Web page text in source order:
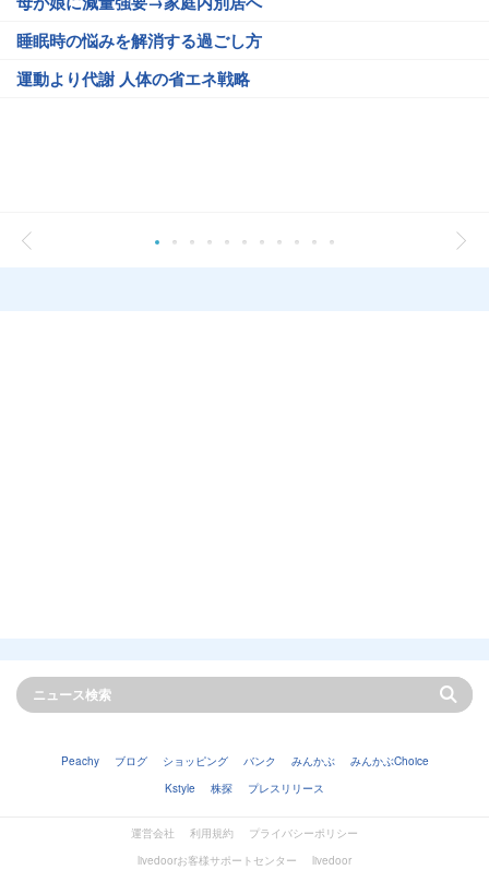
睡眠時の悩みを解消する過ごし方
運動より代謝 人体の省エネ戦略
Peachy ブログ ショッピング バンク みんかぶ
みんかぶChoice
Kstyle
株探 プレスリリース
運営会社 利用規約
プライバシーポリシー
livedoorお客様サポートセンター
livedoor